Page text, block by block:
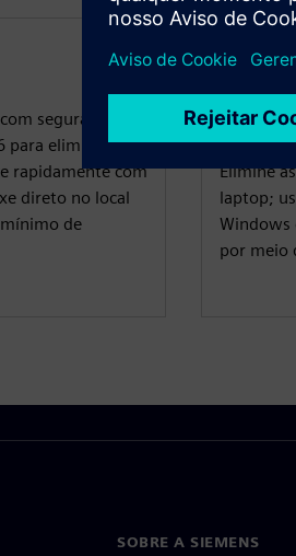
segurança
para eliminar o
rapidamente com
direto no local
de
de rede
Elimine
laptop;
Windows
por meio
SOBRE A SIEMENS